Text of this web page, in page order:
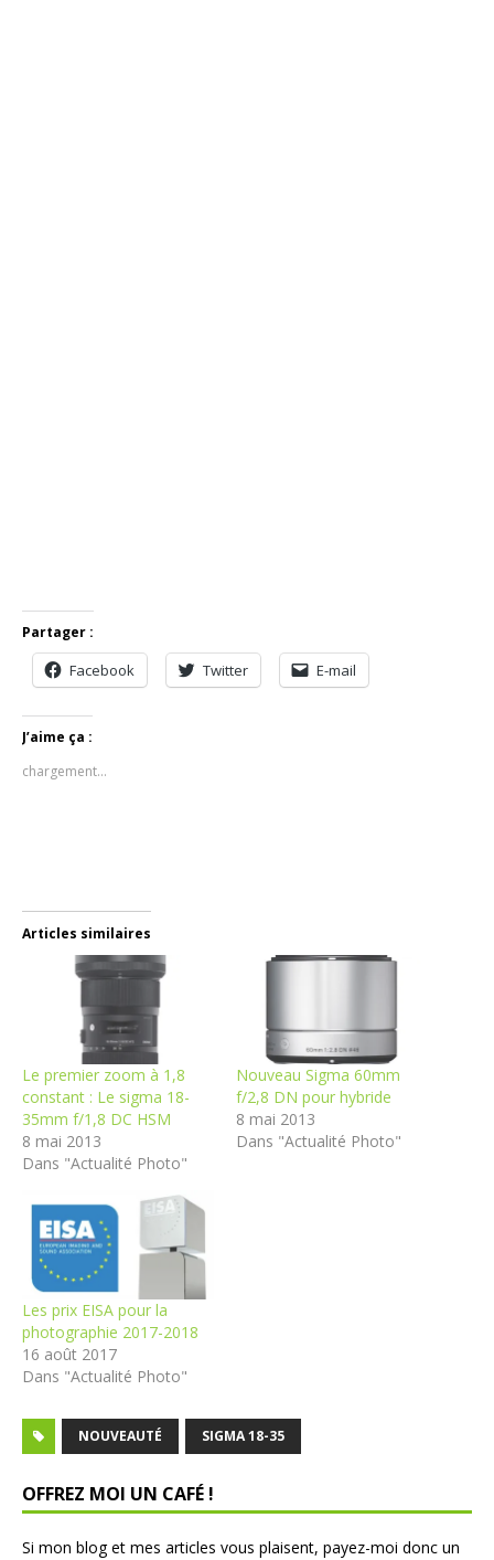
Partager :
Facebook Twitter E-mail
J’aime ça :
chargement…
Articles similaires
Le premier zoom à 1,8
constant : Le sigma 18-
35mm f/1,8 DC HSM
8 mai 2013
Dans "Actualité Photo"
Nouveau Sigma 60mm
f/2,8 DN pour hybride
8 mai 2013
Dans "Actualité Photo"
Les prix EISA pour la
photographie 2017-2018
16 août 2017
Dans "Actualité Photo"
NOUVEAUTÉ SIGMA 18-35
OFFREZ MOI UN CAFÉ !
Si mon blog et mes articles vous plaisent, payez-moi donc un